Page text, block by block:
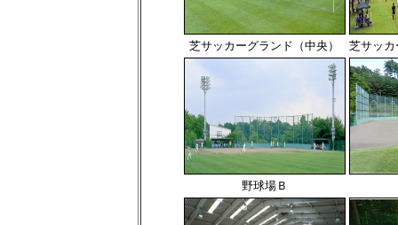
芝サッカーグランド（中央） 芝サッ
野球場Ｂ